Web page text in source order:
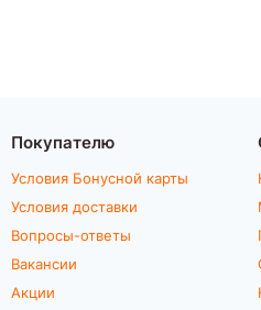
Покупателю
Условия Бонусной карты
Условия доставки
Вопросы-ответы
Вакансии
Акции